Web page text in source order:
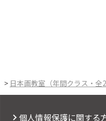
> 日本画教室（年間クラス・全
個人情報保護に関する